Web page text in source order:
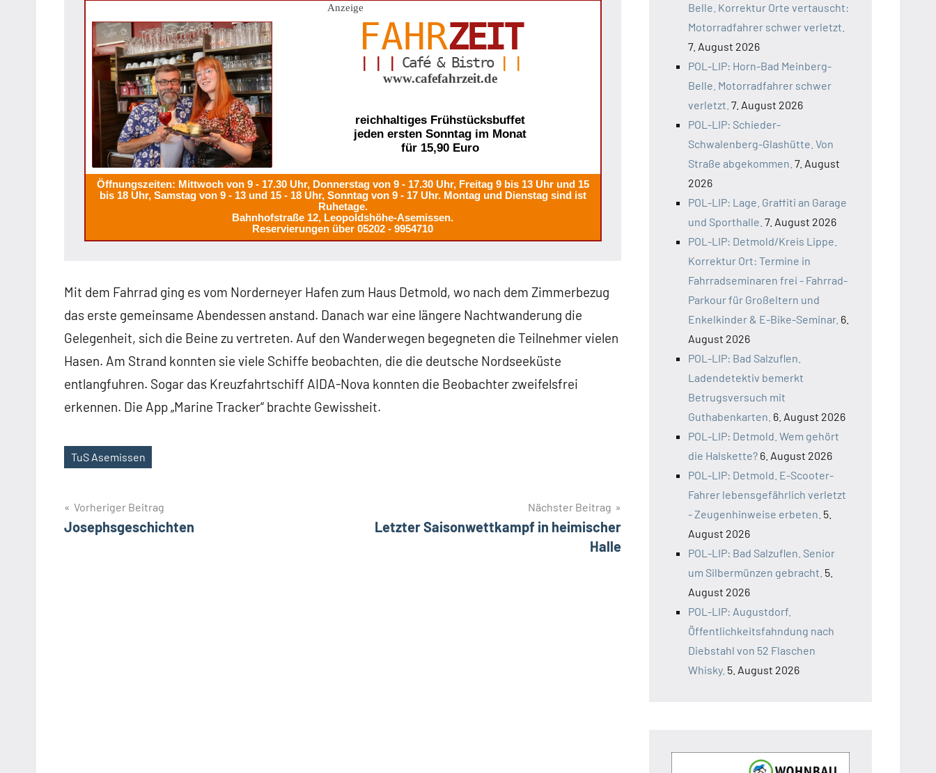
Anzeige
FAHRZEIT
Café & Bistro| |
www.cafefahrzeit.de
reichhaltiges Frühstücksbuffet
jeden ersten Sonntag im Monat
für 15,90 Euro
Öffnungszeiten: Mittwoch von 9 - 17.30 Uhr, Donnerstag von 9 - 17.30 Uhr, Freitag 9 bis 13 Uhr und 15
bis 18 Uhr, Samstag von 9 - 13 und 15 - 18 Uhr, Sonntag von 9 - 17 Uhr. Montag und Dienstag sind ist
Ruhetage.
Bahnhofstraße 12, Leopoldshöhe-Asemissen.
Reservierungen über 05202 - 9954710
Mit dem Fahrrad ging es vom Norderneyer Hafen zum Haus Detmold, wo nach dem Zimmerbezug
das erste gemeinsame Abendessen anstand. Danach war eine längere Nachtwanderung die
Gelegenheit, sich die Beine zu vertreten. Auf den Wanderwegen begegneten die Teilnehmer vielen
Hasen. Am Strand konnten sie viele Schiffe beobachten, die die deutsche Nordseeküste
entlangfuhren. Sogar das Kreuzfahrtschiff AIDA-Nova konnten die Beobachter zweifelsfrei
erkennen. Die App „Marine Tracker“ brachte Gewissheit.
Schlagwörter
TuS Asemissen
Beitragsnavigation
Vorheriger Beitrag
Josephsgeschichten
Nächster Beitrag
Letzter Saisonwettkampf in heimischer
Halle
Belle. Korrektur Orte vertauscht:
Motorradfahrer schwer verletzt.
7. August 2026
POL-LIP: Horn-Bad Meinberg-
Belle. Motorradfahrer schwer
verletzt. 7. August 2026
POL-LIP: Schieder-
Schwalenberg-Glashütte. Von
Straße abgekommen. 7. August
2026
POL-LIP: Lage. Graffiti an Garage
und Sporthalle. 7. August 2026
POL-LIP: Detmold/Kreis Lippe.
Korrektur Ort: Termine in
Fahrradseminaren frei - Fahrrad-
Parkour für Großeltern und
Enkelkinder & E-Bike-Seminar. 6.
August 2026
POL-LIP: Bad Salzuflen.
Ladendetektiv bemerkt
Betrugsversuch mit
Guthabenkarten. 6. August 2026
POL-LIP: Detmold. Wem gehört
die Halskette? 6. August 2026
POL-LIP: Detmold. E-Scooter-
Fahrer lebensgefährlich verletzt
- Zeugenhinweise erbeten. 5.
August 2026
POL-LIP: Bad Salzuflen. Senior
um Silbermünzen gebracht. 5.
August 2026
POL-LIP: Augustdorf.
Öffentlichkeitsfahndung nach
Diebstahl von 52 Flaschen
Whisky. 5. August 2026